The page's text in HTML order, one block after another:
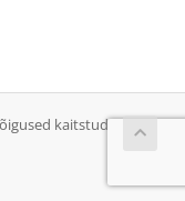
kaitstud.